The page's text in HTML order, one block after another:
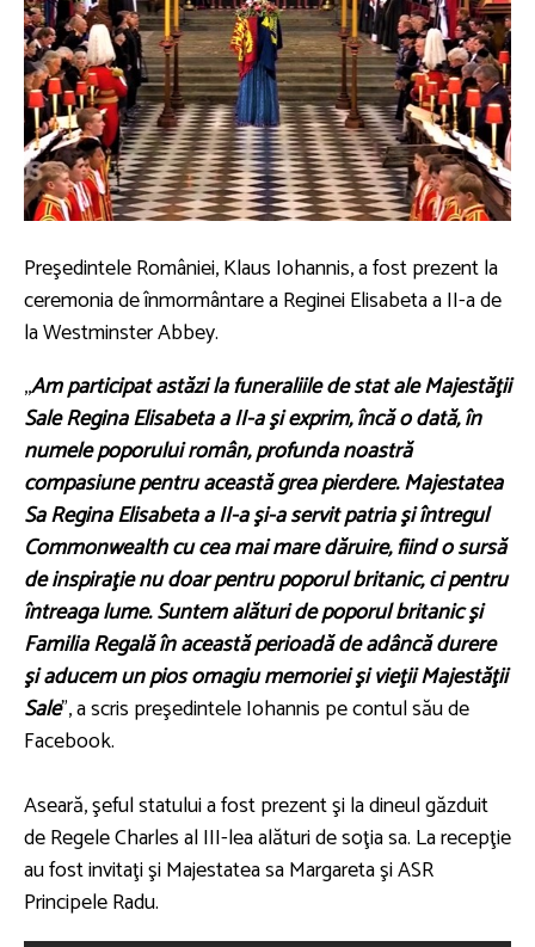
Preşedintele României, Klaus Iohannis, a fost prezent la
ceremonia de înmormântare a Reginei Elisabeta a II-a de
la Westminster Abbey.
,,Am participat astăzi la funeraliile de stat ale Majestăţii
Sale Regina Elisabeta a II-a şi exprim, încă o dată, în
numele poporului român, profunda noastră
compasiune pentru această grea pierdere. Majestatea
Sa Regina Elisabeta a II-a şi-a servit patria şi întregul
Commonwealth cu cea mai mare dăruire, fiind o sursă
de inspiraţie nu doar pentru poporul britanic, ci pentru
întreaga lume. Suntem alături de poporul britanic şi
Familia Regală în această perioadă de adâncă durere
şi aducem un pios omagiu memoriei şi vieţii Majestăţii
Sale", a scris preşedintele Iohannis pe contul său de
Facebook.
Aseară, şeful statului a fost prezent şi la dineul găzduit
de Regele Charles al III-lea alături de soţia sa. La recepţie
au fost invitaţi şi Majestatea sa Margareta şi ASR
Principele Radu.